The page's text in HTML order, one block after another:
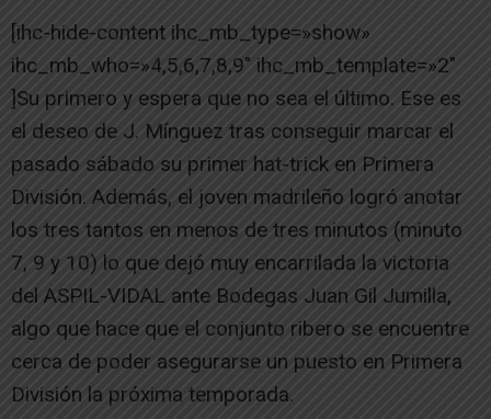
[ihc-hide-content ihc_mb_type=»show»
ihc_mb_who=»4,5,6,7,8,9″ ihc_mb_template=»2″
]Su primero y espera que no sea el último. Ese es
el deseo de J. Mínguez tras conseguir marcar el
pasado sábado su primer hat-trick en Primera
División. Además, el joven madrileño logró anotar
los tres tantos en menos de tres minutos (minuto
7, 9 y 10) lo que dejó muy encarrilada la victoria
del ASPIL-VIDAL ante Bodegas Juan Gil Jumilla,
algo que hace que el conjunto ribero se encuentre
cerca de poder asegurarse un puesto en Primera
División la próxima temporada.